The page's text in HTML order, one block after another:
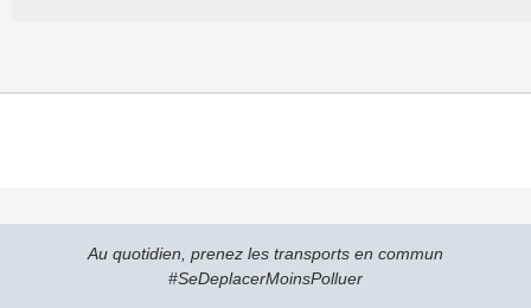
Au quotidien, prenez les transports en commun
#SeDeplacerMoinsPolluer